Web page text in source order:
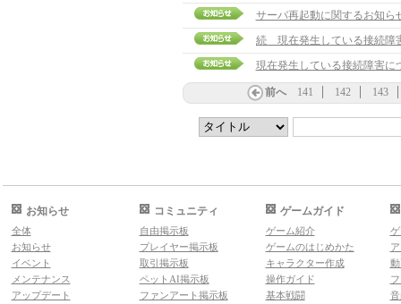
サーバ再起動に関するお知ら
続 現在発生している接続障
現在発生している接続障害に
前へ 141 142 143
お知らせ
全体
お知らせ
イベント
メンテナンス
アップデート
コミュニティ
自由掲示板
プレイヤー掲示板
取引掲示板
ペットAI掲示板
ファンアート掲示板
ゲームガイド
ゲーム紹介
ゲームのはじめかた
キャラクター作成
操作ガイド
基本戦闘